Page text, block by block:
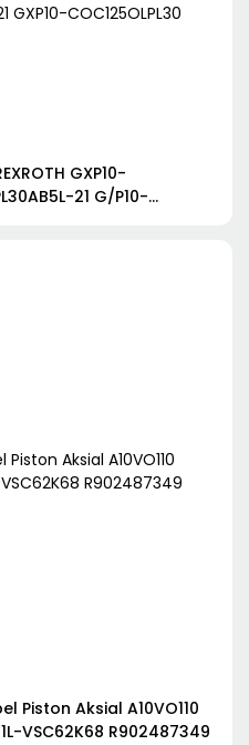
GXP10-
21 G/P10-
Piston Aksial A10VO110
VSC62K68 R902487349